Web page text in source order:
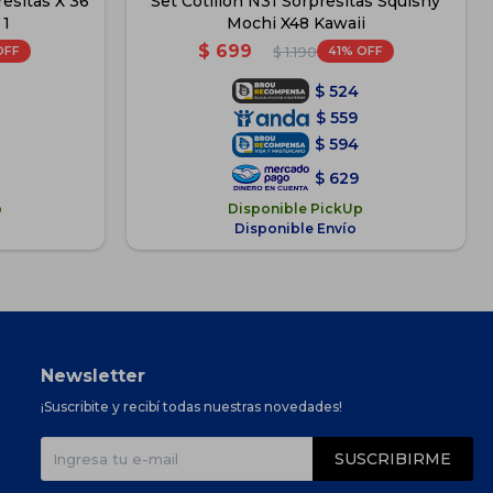
Mochi X48 Kawaii
$ 699 $ 1.190 41
$ 524
$ 559
$ 594
$ 629
Disponible PickUp
Disponible Envío
Newsletter
¡Suscribite y recibí todas nuestras novedades!
SUSCRIBIRME